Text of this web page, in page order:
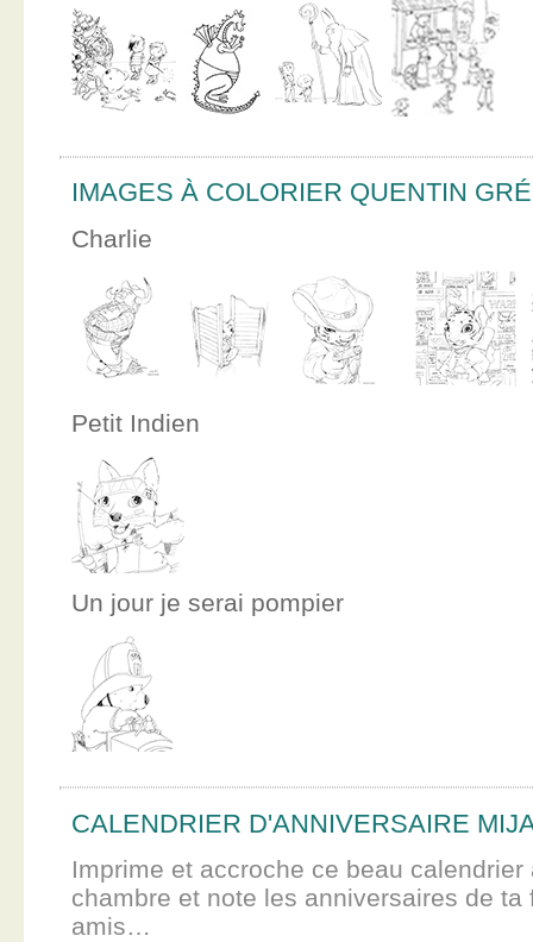
IMAGES À COLORIER QUENTIN
Charlie
Petit Indien
Un jour je serai pompier
CALENDRIER D'ANNIVERSAIRE
Imprime et accroche ce beau calendrier
chambre et note les anniversaires de ta
amis…